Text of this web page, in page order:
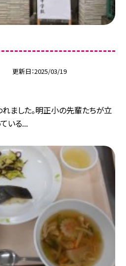
更新日 2025/03/19
ました。明正小の先輩たちが立
いる...